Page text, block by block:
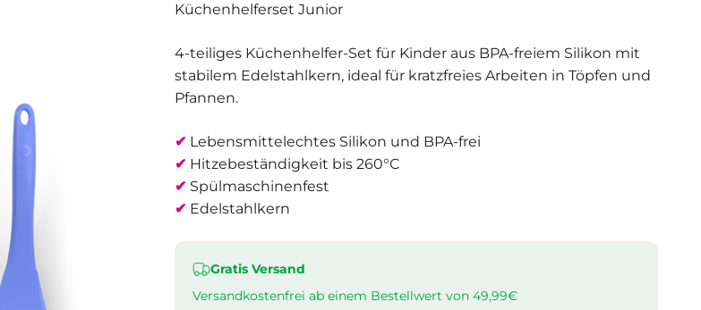
Küchenhelferset Junior
4-teiliges Küchenhelfer-Set für Kinder aus BPA-freiem Silikon mit
stabilem Edelstahlkern, ideal für kratzfreies Arbeiten in Töpfen und
Pfannen.
✔ Lebensmittelechtes Silikon und BPA-frei
✔ Hitzebeständigkeit bis 260°C
✔ Spülmaschinenfest
✔ Edelstahlkern
Gratis Versand
Versandkostenfrei ab einem Bestellwert von 49,99€